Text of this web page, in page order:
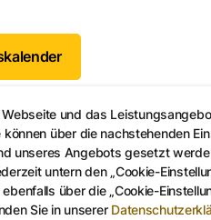
und das
über die nachstehenden
unseres Angebots gesetzt
untern den „Cookie-
über die „Cookie-
Sie in unserer